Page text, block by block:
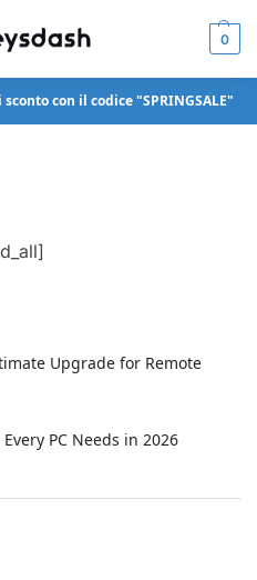
0
con il codice "SPRINGSALE"
Upgrade for Remote
PC Needs in 2026